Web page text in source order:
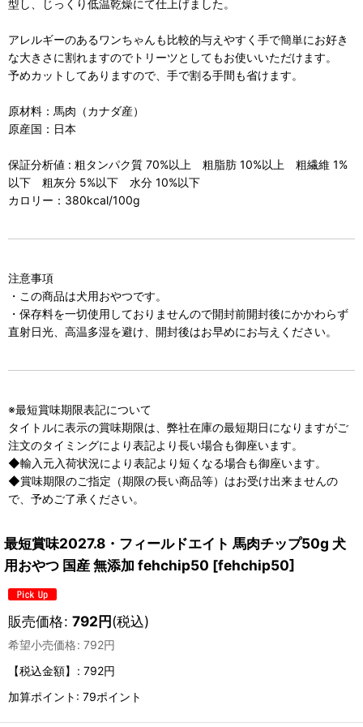
型し、じっくり低温乾燥にて仕上げました。
アレルギーのあるワンちゃんも比較的与えやすく手で簡単にお好き
な大きさに割れますのでトリーツとしてもお使いいただけます。
予めカットしてありますので、手で割る手間も省けます。
原材料：馬肉（カナダ産）
原産国：日本
保証分析値 : 粗タンパク質 70%以上 粗脂肪 10%以上 粗繊維 1%
以下 粗灰分 5%以下 水分 10%以下
カロリー：380kcal/100g
注意事項
・この商品は犬用おやつです。
・保存料を一切使用しておりませんので開封前開封後にかかわらず
直射日光、高温多湿を避け、開封後はお早めにお与えください。
※最短賞味期限表記について
タイトルに表示の賞味期限は、弊社在庫の最短期日になりますがご
注文のタイミングにより表記より長い場合も御座います。
◆輸入元入荷状況により表記より短くなる場合も御座います。
◆賞味期限のご指定（期限の長い商品等）はお受け出来ませんの
で、予めご了承ください。
最短賞味2027.8・フィールドエイト 馬肉チップ50g 犬
用おやつ 国産 無添加 fehchip50 [fehchip50]
販売価格: 792円(税込)
希望小売価格: 792円
【税込金額】
: 792円
加算ポイント: 79ポイント